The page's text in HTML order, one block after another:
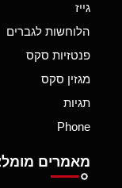
גייז
הלוחשות לגברים
פנטזיות סקס
מגזין סקס
תגיות
Phone
מאמרים